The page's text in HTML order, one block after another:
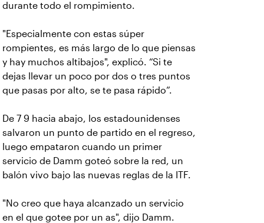
durante todo el rompimiento.
"Especialmente con estas súper
rompientes, es más largo de lo que piensas
y hay muchos altibajos", explicó. “Si te
dejas llevar un poco por dos o tres puntos
que pasas por alto, se te pasa rápido”.
De 7 9 hacia abajo, los estadounidenses
salvaron un punto de partido en el regreso,
luego empataron cuando un primer
servicio de Damm goteó sobre la red, un
balón vivo bajo las nuevas reglas de la ITF.
"No creo que haya alcanzado un servicio
en el que gotee por un as", dijo Damm.